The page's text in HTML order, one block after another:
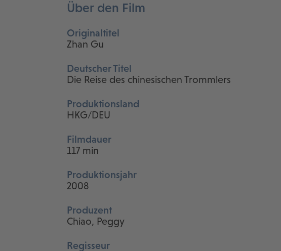
Über den Film
Originaltitel
Zhan Gu
Deutscher Titel
Die Reise des chinesischen Trommlers
Produktionsland
HKG/DEU
Filmdauer
117 min
Produktionsjahr
2008
Produzent
Chiao, Peggy
Regisseur